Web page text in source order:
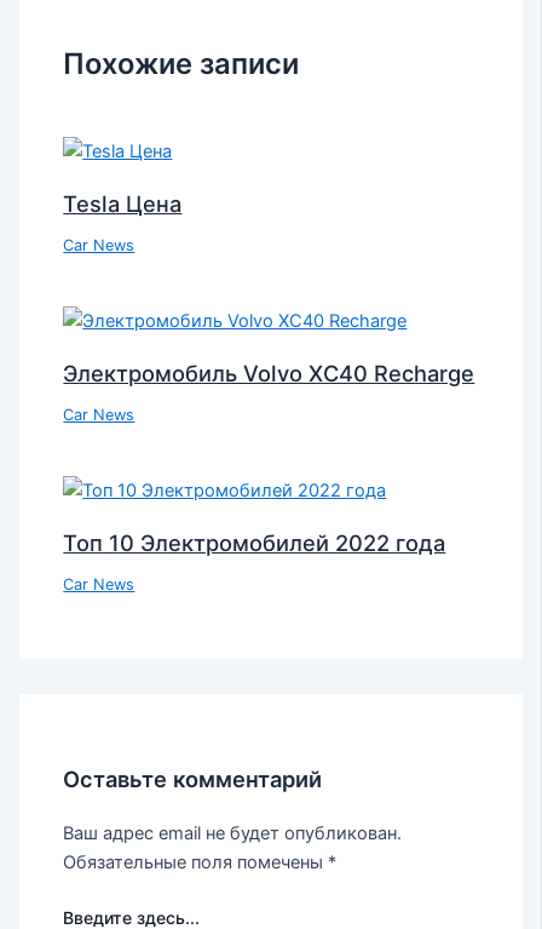
Похожие записи
Tesla Цена
Car News
Электромобиль Volvo XC40 Recharge
Car News
Топ 10 Электромобилей 2022 года
Car News
Оставьте комментарий
Ваш адрес email не будет опубликован.
Обязательные поля помечены *
Введите здесь...